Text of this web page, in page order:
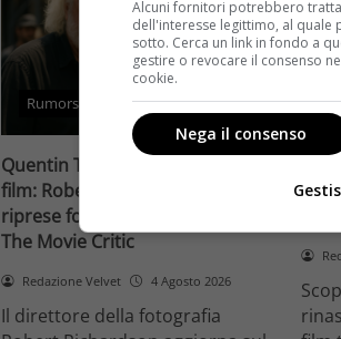
Rumors
Quentin Tarantino e il decimo
film: Robert Richardson rivela
riprese forse nel 2027 e l’addio a
The Movie Critic
Redazione Velvet 4 Agosto 2026
Il direttore della fotografia
Alcuni fornitori potrebbero
dell'interesse legittimo, al
sotto. Cerca un link in fondo a
gestire o revocare il consenso
cookie.
Nega il consenso